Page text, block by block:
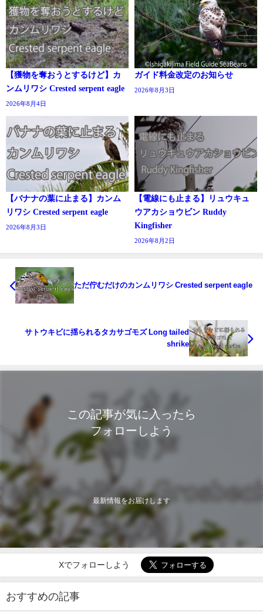
【獲物を奪おうとするけど】カ
ンムリワシ Crested serpent eagle
2026年8月4日
ガイド料金改定のお知らせ
2026年8月3日
【バナナの葉に止まる】カンム
リワシ Crested serpent eagle
2026年8月3日
【電線にも止まる】リュウキュ
ウアカショウビン Ruddy
Kingfisher
2026年8月2日
ただ佇むだけのカンムリワシ Crested serpent eagle
サトウキビに揺られるタカサゴモズ Long tailed
shrike
この記事が気に入ったら
フォローしよう
最新情報をお届けします
Xでフォローしよう
おすすめの記事